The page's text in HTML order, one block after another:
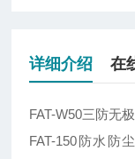
详细介绍 在
FAT-W50三防无
FAT-150防水防